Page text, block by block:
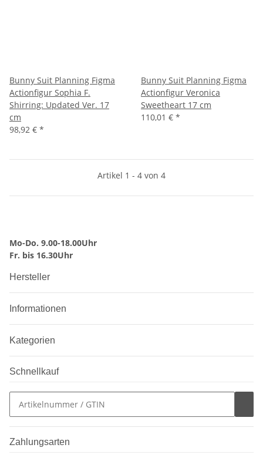
Bunny Suit Planning Figma
Actionfigur Sophia F.
Shirring: Updated Ver. 17
cm
98,92 € *
Bunny Suit Planning Figma
Actionfigur Veronica
Sweetheart 17 cm
110,01 € *
Artikel 1 - 4 von 4
Mo-Do. 9.00-18.00Uhr
Fr. bis 16.30Uhr
Hersteller
Informationen
Kategorien
Schnellkauf
Zahlungsarten